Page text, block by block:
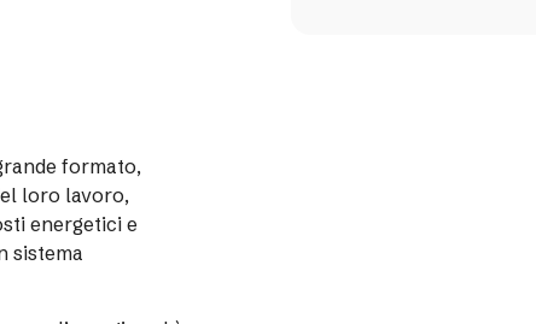
formato,
loro lavoro,
energetici e
sistema